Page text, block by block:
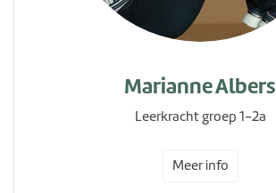
Marianne Albers
Leerkracht groep 1-2a
Meer info